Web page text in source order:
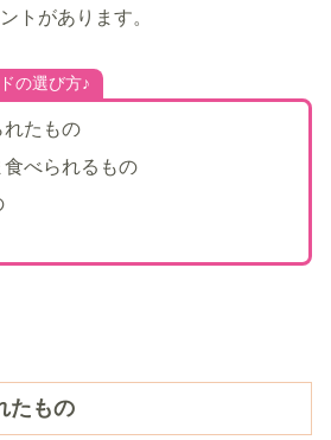
トがあります。
の選び方♪
たもの
べられるもの
たもの